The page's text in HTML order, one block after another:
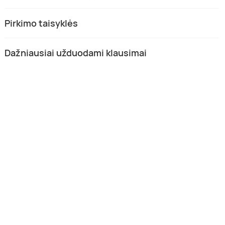
Pirkimo taisyklės
Dažniausiai užduodami klausimai